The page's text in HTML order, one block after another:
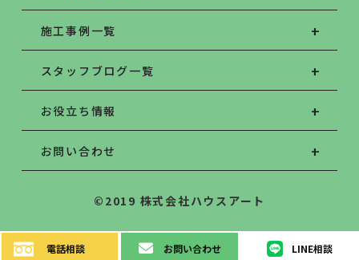
電話相談 お問い合わせ LINE相談
施工事例一覧
スタッフブログ一覧
お役立ち情報
お問い合わせ
©2019 株式会社ハウスアート